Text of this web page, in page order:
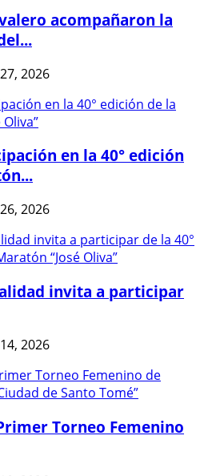
acompañaron la
2026
en la 40° edición
2026
invita a participar
2026
Torneo Femenino